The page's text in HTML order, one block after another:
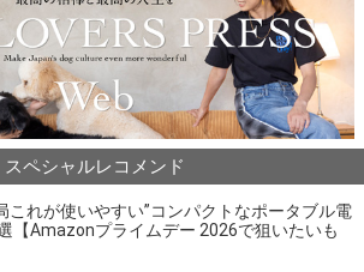
スペシャルレコメンド
これが使いやすい”コンパクトなポータブル電
【Amazonプライムデー 2026で狙いたいも